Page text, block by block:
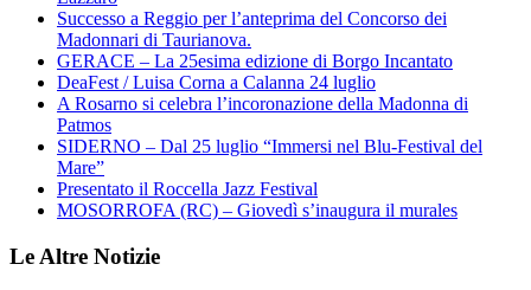
Successo a Reggio per l’anteprima del Concorso dei
Madonnari di Taurianova.
GERACE – La 25esima edizione di Borgo Incantato
DeaFest / Luisa Corna a Calanna 24 luglio
A Rosarno si celebra l’incoronazione della Madonna di
Patmos
SIDERNO – Dal 25 luglio “Immersi nel Blu-Festival del
Mare”
Presentato il Roccella Jazz Festival
MOSORROFA (RC) – Giovedì s’inaugura il murales
Le Altre Notizie